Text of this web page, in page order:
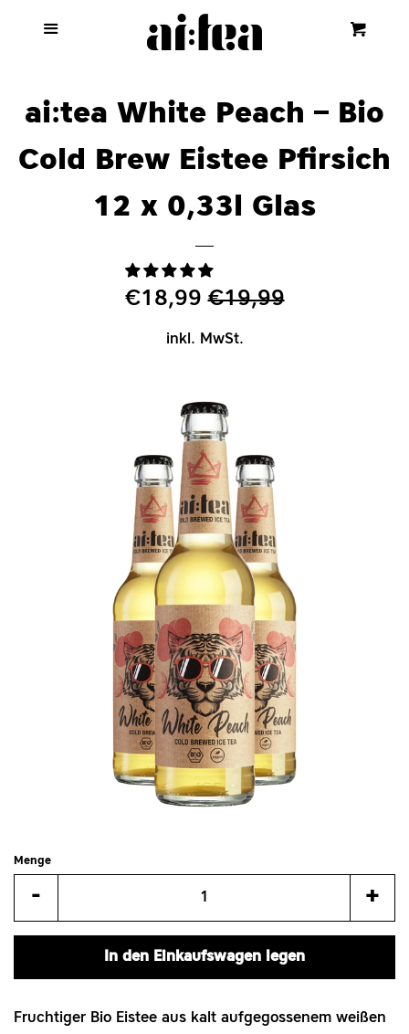
Start
YUNIQ
ai:tea White Peach – Bio
Cold Brew Eistee Pfirsich
12 x 0,33l Glas
Sonderpreis
€18,99 Normaler
Preis
€19,99
inkl. MwSt.
Menge
+
um
-
um
reduzieren
In den Einkaufswagen legen
Fruchtiger Bio Eistee aus kalt aufgegossenem weißen